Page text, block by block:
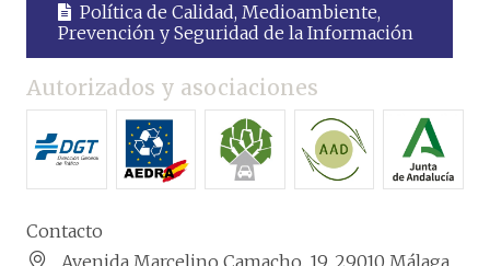
Política de Calidad, Medioambiente,
Prevención y Seguridad de la Información
Autorizados y asociaciones
Contacto